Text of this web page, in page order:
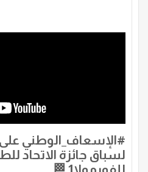
لسباق جائزة الاتحاد